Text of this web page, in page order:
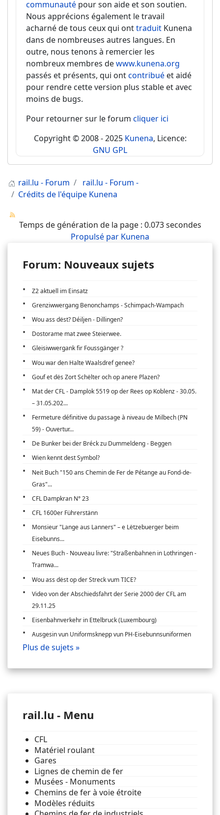
communauté pour son aide et son soutien.
Nous apprécions également le travail
acharné de tous ceux qui onttraduit Kunena
dans de nombreuses autres langues. En
outre, nous tenons à remercier les
nombreux membres dewww.kunena.org
passés et présents, qui ontcontribué et aidé
pour rendre cette version plus stable et avec
moins de bugs.
Pour retourner sur le forum cliquer ici
Copyright © 2008 - 2025 Kunena, Licence:
GNU GPL
rail.lu - Forum
rail.lu - Forum -
Crédits de l'équipe Kunena
Temps de génération de la page : 0.073 secondes
Propulsé par Kunena
Forum: Nouveaux sujets
Z2 aktuell im Einsatz
Grenziwwergang Benonchamps - Schimpach-Wampach
Wou ass dëst? Déiljen - Dillingen?
Dostorame mat zwee Steierwee.
Gleisiwwergank fir Foussgänger ?
Wou war den Halte Waalsdref genee?
Gouf et dës Zort Schëlter och op anere Plazen?
Mat der CFL - Damplok 5519 op der Rees op Koblenz - 30.05.
– 31.05.202...
Fermeture définitive du passage à niveau de Milbech (PN
59) - Ouvertur...
De Bunker bei der Bréck zu Dummeldeng - Beggen
Wien kennt dest Symbol?
Neit Buch "150 ans Chemin de Fer de Pétange au Fond-de-
Gras"...
CFL Dampkran N° 23
CFL 1600er Führerstänn
Monsieur "Lange aus Lanners" – e Lëtzebuerger beim
Eisebunns...
Neues Buch - Nouveau livre: "Straßenbahnen in Lothringen -
Tramwa...
Wou ass dëst op der Streck vum TICE?
Video von der Abschiedsfahrt der Serie 2000 der CFL am
29.11.25
Eisenbahnverkehr in Ettelbruck (Luxembourg)
Ausgesin vun Uniformsknepp vun PH-Eisebunnsuniformen
Plus de sujets »
rail.lu - Menu
CFL
Matériel roulant
Gares
Lignes de chemin de fer
Musées - Monuments
Chemins de fer à voie étroite
Modèles réduits